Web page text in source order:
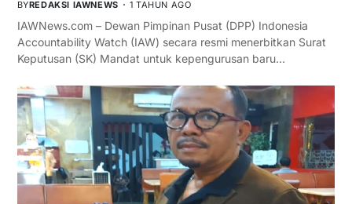
BYREDAKSI IAWNEWS 1 TAHUN AGO
IAWNews.com – Dewan Pimpinan Pusat (DPP) Indonesia
Accountability Watch (IAW) secara resmi menerbitkan Surat
Keputusan (SK) Mandat untuk kepengurusan baru…